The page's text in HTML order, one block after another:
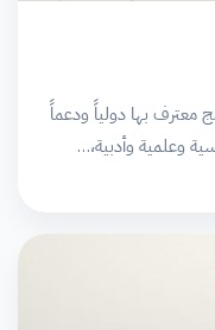
معترف بها دولياً ودعماً
وعلمية وأدبية،…